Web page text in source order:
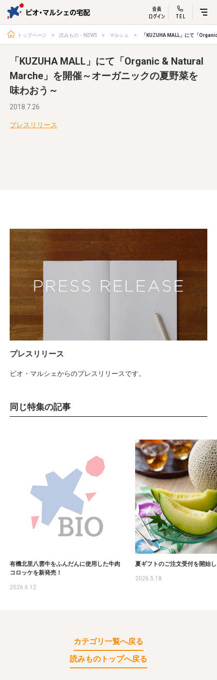
ビオ・マルシェ
宅配サービス紹介 有機野菜のお試しセッ
入
トップページ 読みもの・NEWS マルシェ 「KUZUHA MALL」にて「
「KUZUHA MALL」にて「Organic & Natural
Marche」を開催～オーガニックの夏野菜を
味わおう～
2018.7.26
プレスリリース
プレスリリース
ビオ・マルシェからのプレスリリースです。
同じ特集の記事
有機北里八雲牛をふんだんに使用した牛肉
コロッケを新発売！
2026.6.12
夏ギフトのご注文受付を開始
2026.5.18
カテゴリ一覧へ戻る
読みものトップへ戻る